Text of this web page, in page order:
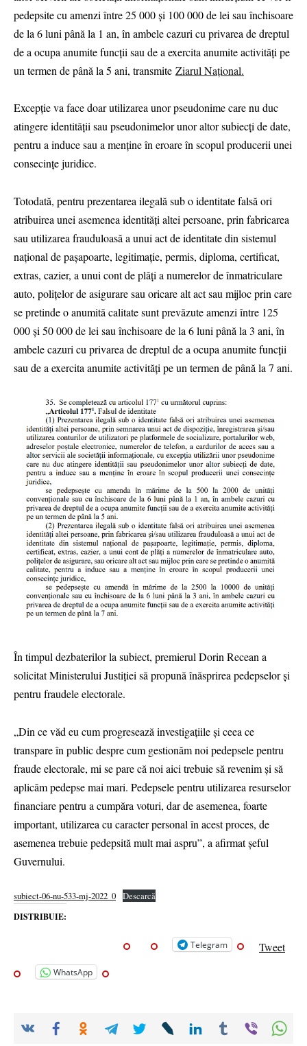
pedepsite cu amenzi între 25 000 și 100 000 de lei sau închisoare
de la 6 luni până la 1 an, în ambele cazuri cu privarea de dreptul
de a ocupa anumite funcții sau de a exercita anumite activități pe
un termen de până la 5 ani, transmite Ziarul Național.
Excepție va face doar utilizarea unor pseudonime care nu duc
atingere identității sau pseudonimelor unor altor subiecți de date,
pentru a induce sau a menține în eroare în scopul producerii unei
consecințe juridice.
Totodată, pentru prezentarea ilegală sub o identitate falsă ori
atribuirea unei asemenea identități altei persoane, prin fabricarea
sau utilizarea frauduloasă a unui act de identitate din sistemul
național de pașapoarte, legitimație, permis, diploma, certificat,
extras, cazier, a unui cont de plăți a numerelor de înmatriculare
auto, polițelor de asigurare sau oricare alt act sau mijloc prin care
se pretinde o anumită calitate sunt prevăzute amenzi între 125
000 și 50 000 de lei sau închisoare de la 6 luni până la 3 ani, în
ambele cazuri cu privarea de dreptul de a ocupa anumite funcții
sau de a exercita anumite activități pe un termen de până la 7 ani.
În timpul dezbaterilor la subiect, premierul Dorin Recean a
solicitat Ministerului Justiției să propună înăsprirea pedepselor și
pentru fraudele electorale.
„Din ce văd eu cum progresează investigațiile și ceea ce
transpare în public despre cum gestionăm noi pedepsele pentru
fraude electorale, mi se pare că noi aici trebuie să revenim și să
aplicăm pedepse mai mari. Pedepsele pentru utilizarea resurselor
financiare pentru a cumpăra voturi, dar de asemenea, foarte
important, utilizarea cu caracter personal în acest proces, de
asemenea trebuie pedepsită mult mai aspru”, a afirmat șeful
Guvernului.
subiect-06-nu-533-mj-2022_0 Descarcă
DISTRIBUIE:
Telegram Tweet
WhatsApp